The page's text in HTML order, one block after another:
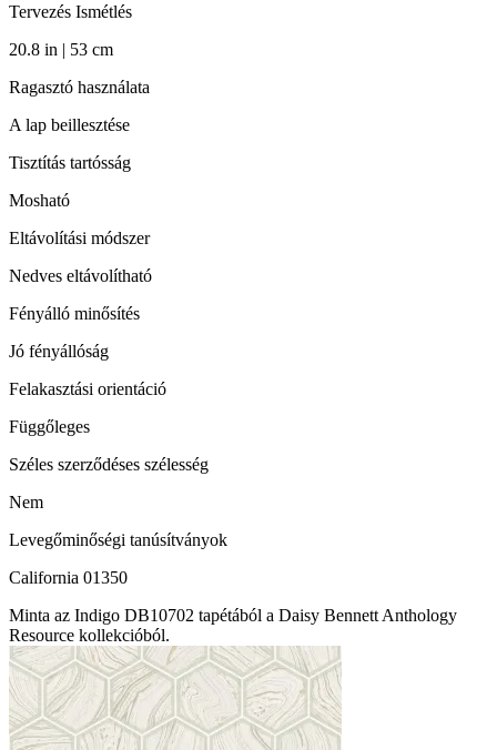
Tervezés Ismétlés
20.8 in | 53 cm
Ragasztó használata
A lap beillesztése
Tisztítás tartósság
Mosható
Eltávolítási módszer
Nedves eltávolítható
Fényálló minősítés
Jó fényállóság
Felakasztási orientáció
Függőleges
Széles szerződéses szélesség
Nem
Levegőminőségi tanúsítványok
California 01350
Minta az Indigo DB10702 tapétából a Daisy Bennett Anthology
Resource kollekcióból.